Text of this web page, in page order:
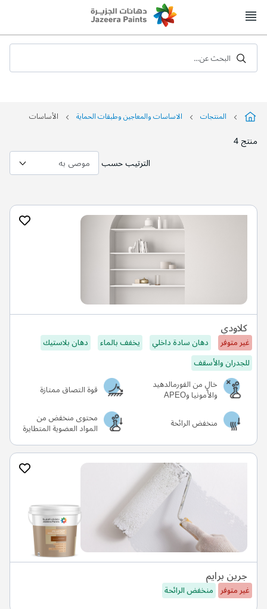
to
البحث عن...
المنتجات الاساسات والمعاجين وطبقات الحماية الأساسات
منتج4
الترتيب حسب
كلاودي
غير متوفر دهان سادة داخلي يخفف بالماء
دهان بلاستيك
للجدران والأسقف
خالٍ من الفورمالدهيد
والأمونيا وAPEO
قوة التصاق ممتازة
منخفض الرائحة
محتوى منخفض من
المواد العضوية المتطايرة
جرين برايم
غير متوفر منخفض الرائحة